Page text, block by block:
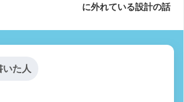
に外れている設計の話
いた人